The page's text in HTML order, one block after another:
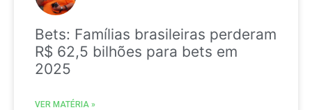
Bets: Famílias brasileiras perderam
R$ 62,5 bilhões para bets em
2025
VER MATÉRIA »